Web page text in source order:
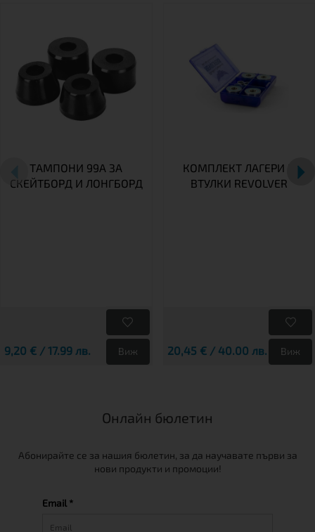
ТАМПОНИ 99A ЗА
СКЕЙТБОРД И ЛОНГБОРД
9,20 € / 17.99 лв. Виж
КОМПЛЕКТ ЛАГЕРИ И
ВТУЛКИ REVOLVER
20,45 € / 40.00 лв. Виж
Онлайн бюлетин
Абонирайте се за нашия бюлетин, за да научавате първи за
нови продукти и промоции!
Email *